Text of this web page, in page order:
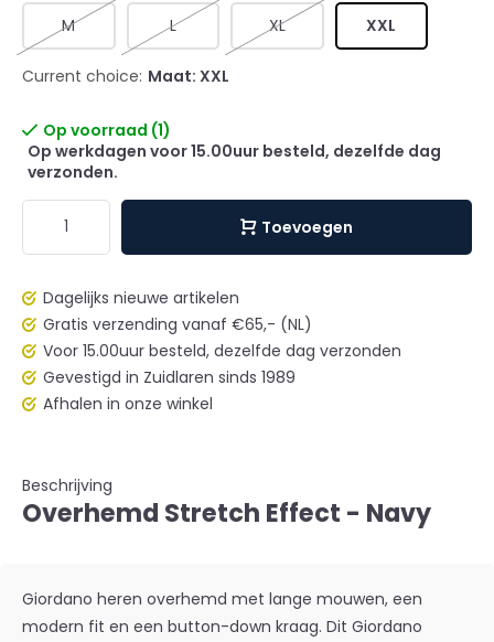
M L XL XXL
Current choice: Maat: XXL
Op voorraad (1)
Op werkdagen voor 15.00uur besteld, dezelfde dag
verzonden.
Toevoegen
Dagelijks nieuwe artikelen
Gratis verzending vanaf €65,- (NL)
Voor 15.00uur besteld, dezelfde dag verzonden
Gevestigd in Zuidlaren sinds 1989
Afhalen in onze winkel
Beschrijving
Overhemd Stretch Effect - Navy
Giordano heren overhemd met lange mouwen, een
modern fit en een button-down kraag. Dit Giordano